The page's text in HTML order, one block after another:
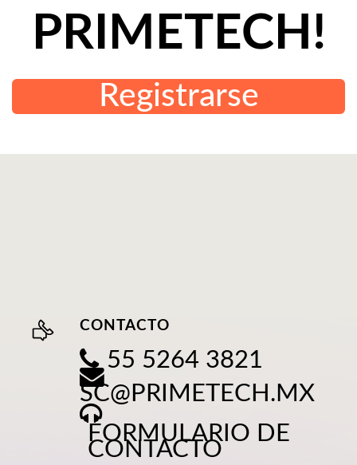
PRIMETECH!
Registrarse
CONTACTO
55 5264 3821
SC@PRIMETECH.MX
FORMULARIO DE
CONTACTO